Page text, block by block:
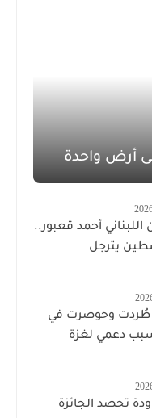
أرض واحدة
اللبناني أحمد قعبور..
يترجل
طُردت وحوصرت في
دعمي لغزة
تحصد الجائزة